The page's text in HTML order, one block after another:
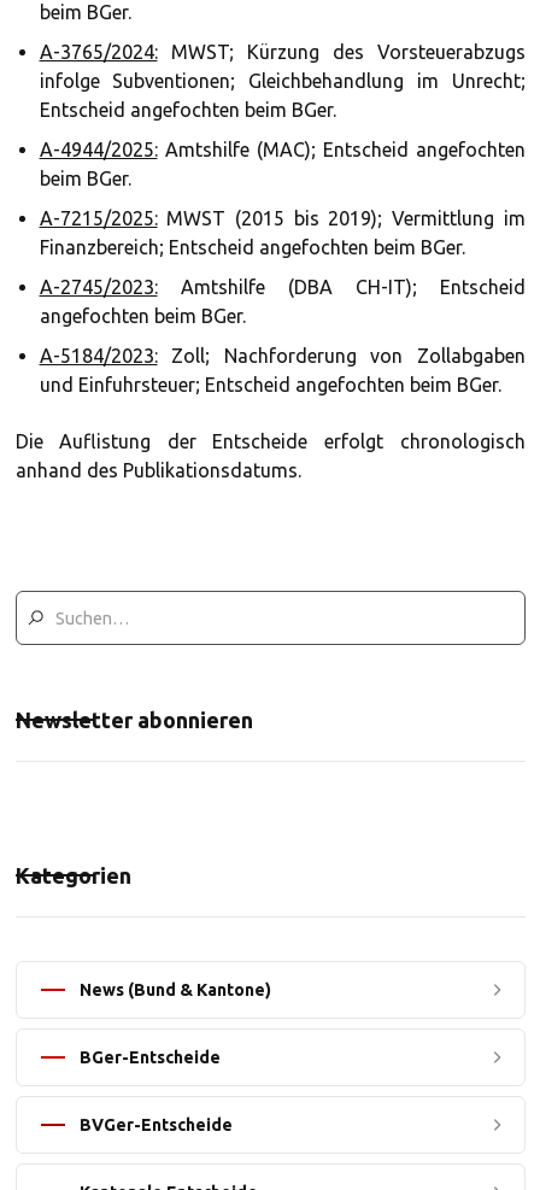
beim BGer.
A-3765/2024:MWST; Kürzung des Vorsteuerabzugs
infolge Subventionen; Gleichbehandlung im Unrecht;
Entscheid angefochten beim BGer.
A-4944/2025:Amtshilfe (MAC); Entscheid angefochten
beim BGer.
A-7215/2025:MWST (2015 bis 2019); Vermittlung im
Finanzbereich; Entscheid angefochten beim BGer.
A-2745/2023:Amtshilfe (DBA CH-IT); Entscheid
angefochten beim BGer.
A-5184/2023:Zoll; Nachforderung von Zollabgaben
und Einfuhrsteuer; Entscheid angefochten beim BGer.
Die Auflistung der Entscheide erfolgt chronologisch
anhand des Publikationsdatums.
Newsletter abonnieren
Kategorien
News (Bund & Kantone)
BGer-Entscheide
BVGer-Entscheide